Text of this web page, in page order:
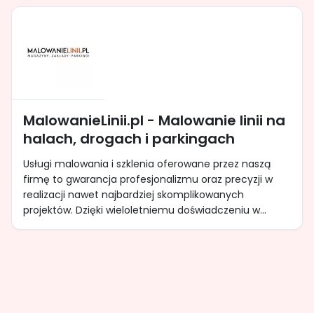
MalowanieLinii.pl - Malowanie linii na
halach, drogach i parkingach
Usługi malowania i szklenia oferowane przez naszą
firmę to gwarancja profesjonalizmu oraz precyzji w
realizacji nawet najbardziej skomplikowanych
projektów. Dzięki wieloletniemu doświadczeniu w...